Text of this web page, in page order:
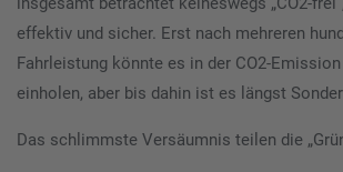
effektiv und sicher. Erst nach mehreren
Fahrleistung könnte es in der CO2-
einholen, aber bis dahin ist es längst
Das schlimmste Versäumnis teilen die